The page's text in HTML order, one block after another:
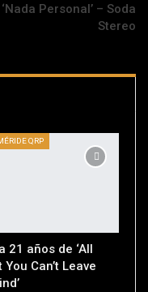
‘Nada Personal’ – Soda
Stereo
QRP
21 años de ‘All
You Can’t Leave